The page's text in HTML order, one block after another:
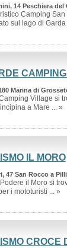
14 Peschiera del
Camping
sul lago di Garda
Marina di
Village si
a Mare ... »
IL MORO
47 San Rocco a
il Moro si
i mototuristi ... »
CROCE